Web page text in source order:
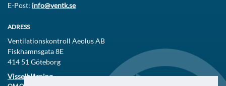
E-Post: info@ventk.se
ADRESS
Ventilationskontroll Aeolus AB
Fiskhamnsgata 8E
414 51 Göteborg
Visselblåsning